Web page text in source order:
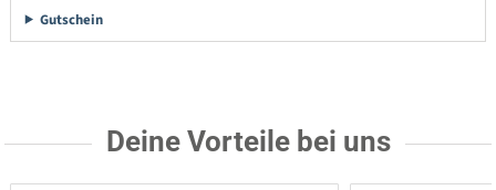
Gutschein
Deine Vorteile bei uns